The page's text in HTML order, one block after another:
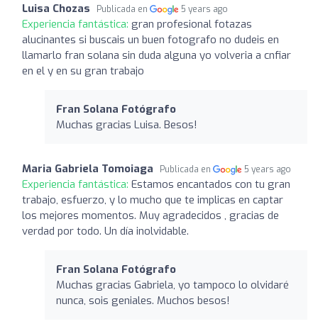
Luisa Chozas Publicada en 5 years ago
Experiencia fantástica: gran profesional fotazas
alucinantes si buscais un buen fotografo no dudeis en
llamarlo fran solana sin duda alguna yo volveria a cnfiar
en el y en su gran trabajo
Fran Solana Fotógrafo
Muchas gracias Luisa. Besos!
Maria Gabriela Tomoiaga Publicada en 5 years ago
Experiencia fantástica: Estamos encantados con tu gran
trabajo, esfuerzo, y lo mucho que te implicas en captar
los mejores momentos. Muy agradecidos , gracias de
verdad por todo. Un día inolvidable.
Fran Solana Fotógrafo
Muchas gracias Gabriela, yo tampoco lo olvidaré
nunca, sois geniales. Muchos besos!